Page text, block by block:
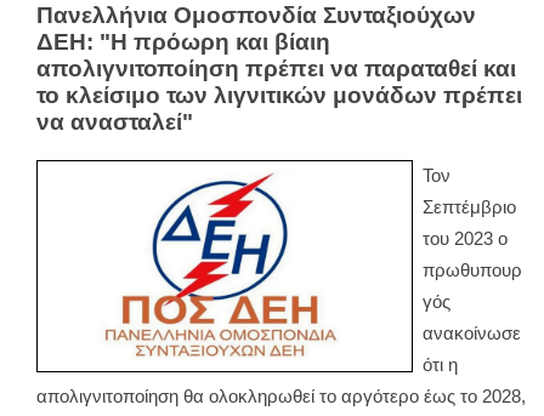
Πανελλήνια Ομοσπονδία Συνταξιούχων
ΔΕΗ: "Η πρόωρη και βίαιη
απολιγνιτοποίηση πρέπει να παραταθεί και
το κλείσιμο των λιγνιτικών μονάδων πρέπει
να ανασταλεί"
Τον
Σεπτέμβριο
του 2023 ο
πρωθυπουρ
γός
ανακοίνωσε
ότι η
απολιγνιτοποίηση θα ολοκληρωθεί το αργότερο έως το 2028,